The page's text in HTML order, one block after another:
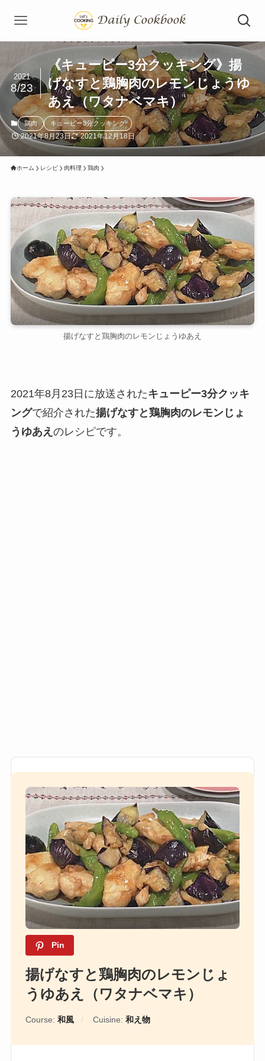
《キューピー3分クッキング》揚
げなすと鶏胸肉のレモンじょうゆ
あえ（ワタナベマキ）
2021
8/23
鶏肉 キューピー3分クッキング
2021年8月23日 2021年12月18日
ホーム レシピ 肉料理 鶏肉
揚げなすと鶏胸肉のレモンじょうゆあえ
2021年8月23日に放送されたキューピー3分クッキ
ングで紹介された揚げなすと鶏胸肉のレモンじょ
うゆあえ のレシピです。
Pin
揚げなすと鶏胸肉のレモンじょ
うゆあえ（ワタナベマキ）
Course: 和風 Cuisine: 和え物